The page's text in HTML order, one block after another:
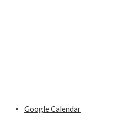
Google Calendar